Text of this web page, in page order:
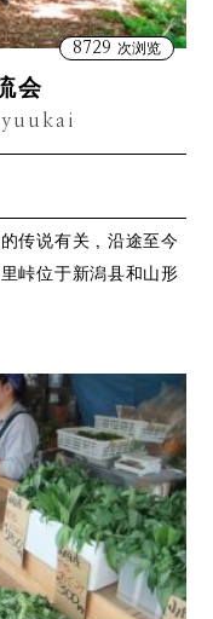
8729 次浏览
会
传说有关，沿途至今
峠位于新潟县和山形